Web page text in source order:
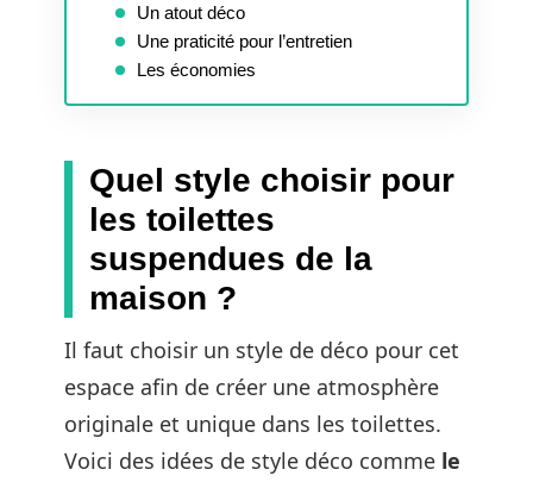
Un atout déco
Une praticité pour l’entretien
Les économies
Quel style choisir pour
les toilettes
suspendues de la
maison ?
Il faut choisir un style de déco pour cet
espace afin de créer une atmosphère
originale et unique dans les toilettes.
Voici des idées de style déco comme le